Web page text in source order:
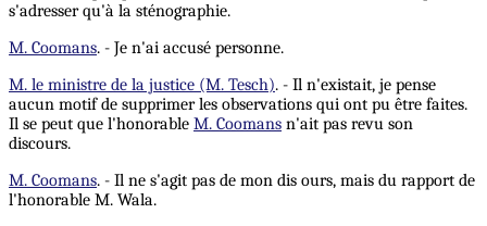
s'adresser qu'à la sténographie.
M. Coomans. - Je n'ai accusé personne.
M. le ministre de la justice (M. Tesch). - Il n'existait, je pense
aucun motif de supprimer les observations qui ont pu être faites.
Il se peut que l'honorable M. Coomans n'ait pas revu son
discours.
M. Coomans. - Il ne s'agit pas de mon dis ours, mais du rapport de
l'honorable M. Wala.